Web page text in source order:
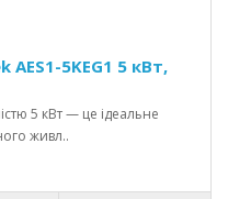
5KEG1 5 кВт,
5 кВт — це ідеальне
живл..